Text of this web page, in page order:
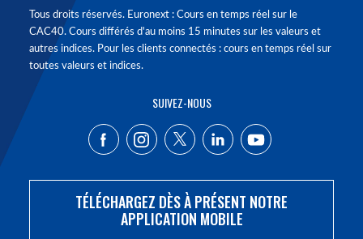
Tous droits réservés. Euronext : Cours en temps réel sur le
CAC40. Cours différés d'au moins 15 minutes sur les valeurs et
autres indices. Pour les clients connectés : cours en temps réel sur
toutes valeurs et indices.
SUIVEZ-NOUS
TÉLÉCHARGEZ DÈS À PRÉSENT NOTRE
APPLICATION MOBILE